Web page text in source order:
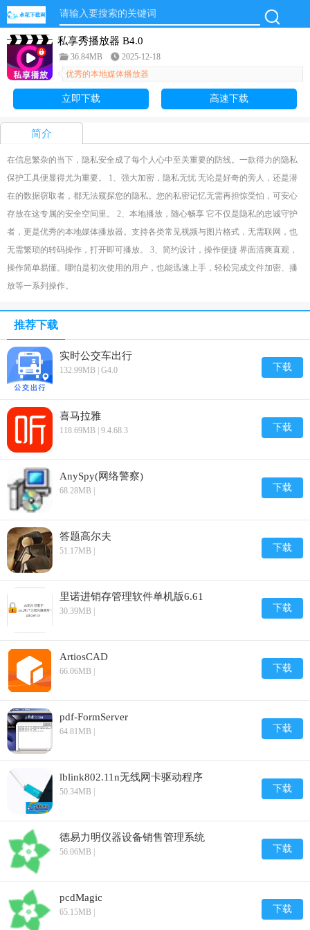
私享秀播放器 B4.0
36.84MB
2025-12-18
优秀的本地媒体播放器
立即下载 高速下载
简介
在信息繁杂的当下，隐私安全成了每个人心中至关重要的防线。一款得力的隐私
保护工具便显得尤为重要。 1、强大加密，隐私无忧 无论是好奇的旁人，还是潜
在的数据窃取者，都无法窥探您的隐私。您的私密记忆无需再担惊受怕，可安心
存放在这专属的安全空间里。 2、本地播放，随心畅享 它不仅是隐私的忠诚守护
者，更是优秀的本地媒体播放器。支持各类常见视频与图片格式，无需联网，也
无需繁琐的转码操作，打开即可播放。 3、简约设计，操作便捷 界面清爽直观，
操作简单易懂。哪怕是初次使用的用户，也能迅速上手，轻松完成文件加密、播
放等一系列操作。
推荐下载
实时公交车出行
132.99MB | G4.0 下载
喜马拉雅
118.69MB | 9.4.68.3 下载
AnySpy(网络警察)
68.28MB | 下载
答题高尔夫
51.17MB | 下载
里诺进销存管理软件单机版6.61
30.39MB | 下载
ArtiosCAD
66.06MB | 下载
pdf-FormServer
64.81MB | 下载
lblink802.11n无线网卡驱动程序
50.34MB | 下载
德易力明仪器设备销售管理系统
56.06MB | 下载
pcdMagic
65.15MB | 下载